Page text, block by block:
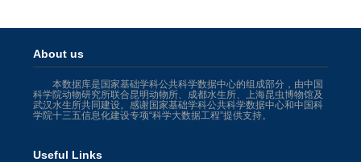
About us
本数据库是国家基础学科公共科学数据中心的组成部分，由中国
科学院动物研究所联合昆明动物所、成都水生所、上海昆虫博物馆及
武汉水生所共同建设。感谢国家基础学科公共科学数据中心和中国科
学院十三五信息化建设专项“科学大数据工程”提供支持。
Useful Links